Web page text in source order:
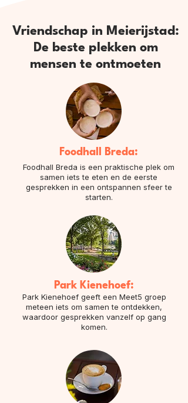
Vriendschap in Meierijstad:
De beste plekken om
mensen te ontmoeten
Foodhall Breda:
Foodhall Breda is een praktische plek om
samen iets te eten en de eerste
gesprekken in een ontspannen sfeer te
starten.
Park Kienehoef:
Park Kienehoef geeft een Meet5 groep
meteen iets om samen te ontdekken,
waardoor gesprekken vanzelf op gang
komen.